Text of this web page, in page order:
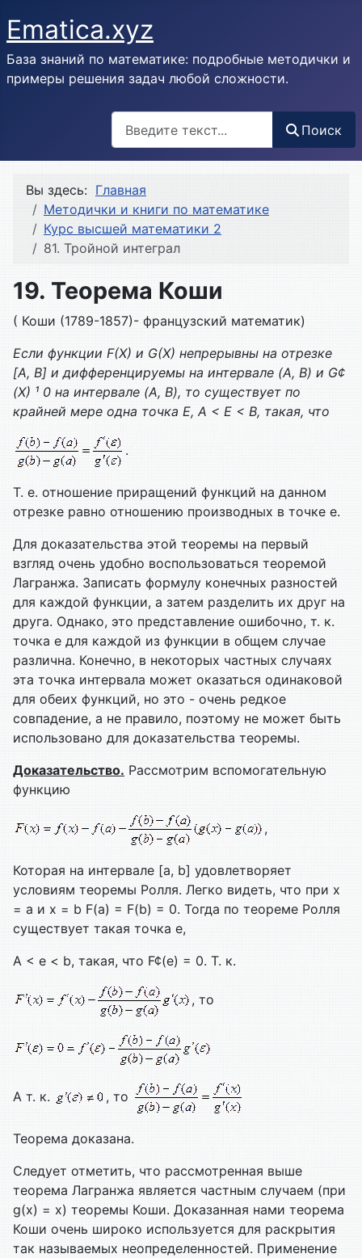
Ematica.xyz
База знаний по математике: подробные методички и
примеры решения задач любой сложности.
Поиск
Вы здесь: Главная
Методички и книги по математике
Курс высшей математики 2
81. Тройной интеграл
19. Теорема Коши
( Коши (1789-1857)- французский математик)
Если функции F(X) и G(X) непрерывны на отрезке
[A, B] и дифференцируемы на интервале (A, B) и G¢
(X) ¹ 0 на интервале (A, B), то существует по
крайней мере одна точка E, A < E < B, такая, что
.
Т. е. отношение приращений функций на данном
отрезке равно отношению производных в точке e.
Для доказательства этой теоремы на первый
взгляд очень удобно воспользоваться теоремой
Лагранжа. Записать формулу конечных разностей
для каждой функции, а затем разделить их друг на
друга. Однако, это представление ошибочно, т. к.
точка e для каждой из функции в общем случае
различна. Конечно, в некоторых частных случаях
эта точка интервала может оказаться одинаковой
для обеих функций, но это - очень редкое
совпадение, а не правило, поэтому не может быть
использовано для доказательства теоремы.
Доказательство. Рассмотрим вспомогательную
функцию
,
Которая на интервале [a, b] удовлетворяет
условиям теоремы Ролля. Легко видеть, что при х
= а и х = b F(a) = F(b) = 0. Тогда по теореме Ролля
существует такая точка e,
A < e < b, такая, что F¢(e) = 0. Т. к.
, то
А т. к. , то
Теорема доказана.
Следует отметить, что рассмотренная выше
теорема Лагранжа является частным случаем (при
g(x) = x) теоремы Коши. Доказанная нами теорема
Коши очень широко используется для раскрытия
так называемых неопределенностей. Применение